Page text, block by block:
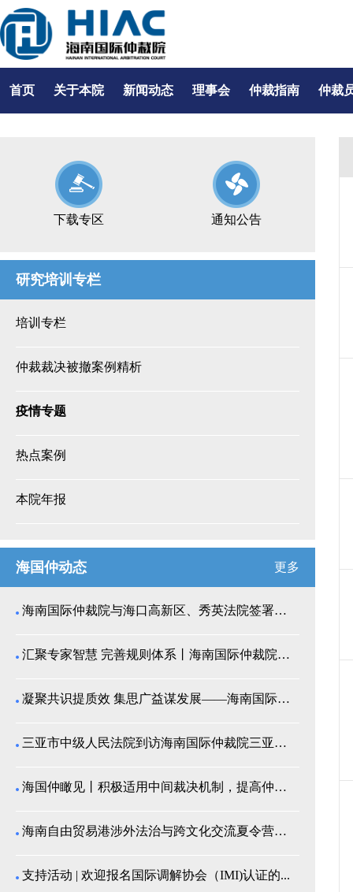
首页 关于本院 新闻动态 理事会 仲裁指南 仲裁
下载专区 通知公告
研究培训专栏
培训专栏
仲裁裁决被撤案例精析
疫情专题
热点案例
本院年报
海国仲动态 更多
海南国际仲裁院与海口高新区、秀英法院签署商事纠纷多...
汇聚专家智慧 完善规则体系丨海南国际仲裁院召开仲裁...
凝聚共识提质效 集思广益谋发展——海南国际仲裁院举...
三亚市中级人民法院到访海南国际仲裁院三亚分院座谈交...
海国仲瞰见丨积极适用中间裁决机制，提高仲裁公信力
海南自由贸易港涉外法治与跨文化交流夏令营师生来我院...
支持活动 | 欢迎报名国际调解协会（IMI)认证的...